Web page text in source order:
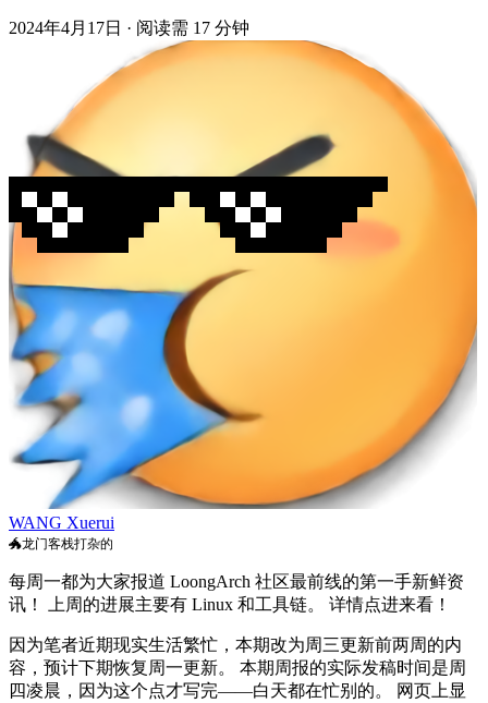
2024年4月17日 · 阅读需 17 分钟
WANG Xuerui
🐲龙门客栈打杂的
每周一都为大家报道 LoongArch 社区最前线的第一手新鲜资
讯！ 上周的进展主要有 Linux 和工具链。 详情点进来看！
因为笔者近期现实生活繁忙，本期改为周三更新前两周的内
容，预计下期恢复周一更新。 本期周报的实际发稿时间是周
四凌晨，因为这个点才写完——白天都在忙别的。 网页上显